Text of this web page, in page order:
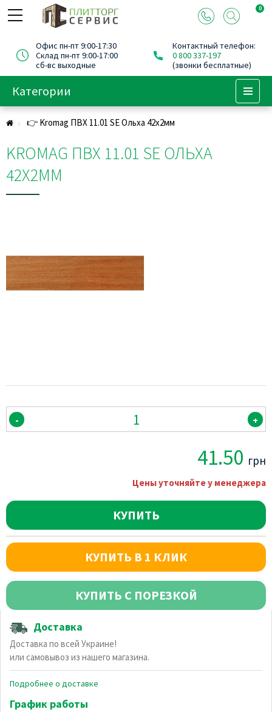
0
Офис пн-пт 9:00-17:30
Склад пн-пт 9:00-17:00
сб-вс выходные
Контактный телефон:
0 800 337-197
(звонки бесплатные)
Категории
👉 Kromag ПВХ 11.01 SЕ Ольха 42х2мм
KROMAG ПВХ 11.01 SЕ ОЛЬХА
42Х2ММ
- +
41.50 грн
Цены уточняйте у менеджера
КУПИТЬ
КУПИТЬ В 1 КЛИК
КУПИТЬ С ПОРЕЗКОЙ
Доставка
Доставка по всей Украине!
или самовывоз из нашего магазина.
Подробнее о доставке
График работы